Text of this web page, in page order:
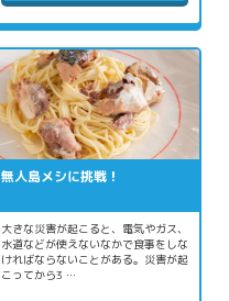
無人島メシに挑戦！
大きな災害が起こると、電気やガス、
水道などが使えないなかで食事をしな
ければならないことがある。災害が起
こってから3 …